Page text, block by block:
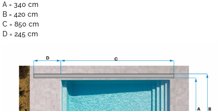
A = 340 cm
B = 420 cm
C = 850 cm
D = 245 cm